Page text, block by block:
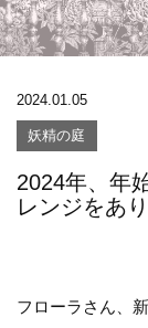
2024.01.05
妖精の庭
2024年、年
レンジをあ
フローラさん、